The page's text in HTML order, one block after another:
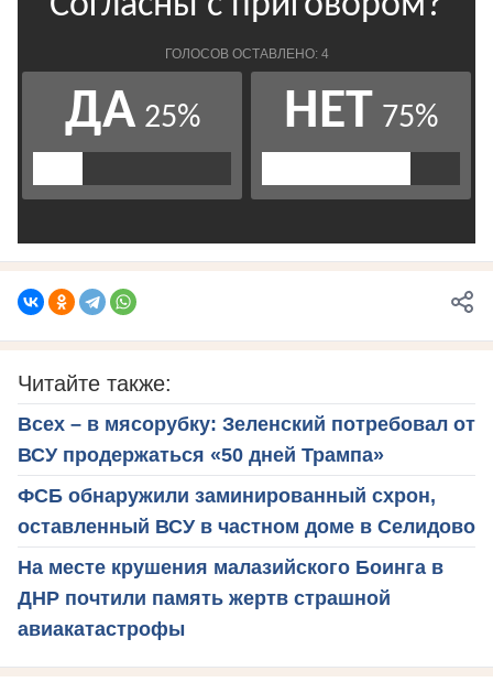
Читайте также:
Всех – в мясорубку: Зеленский потребовал от
ВСУ продержаться «50 дней Трампа»
ФСБ обнаружили заминированный схрон,
оставленный ВСУ в частном доме в Селидово
На месте крушения малазийского Боинга в
ДНР почтили память жертв страшной
авиакатастрофы